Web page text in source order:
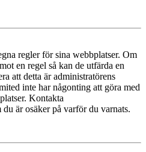
regler för sina webbplatser. Om
en regel så kan de utfärda en
att detta är administratörens
inte har någonting att göra med
Kontakta
är osäker på varför du varnats.